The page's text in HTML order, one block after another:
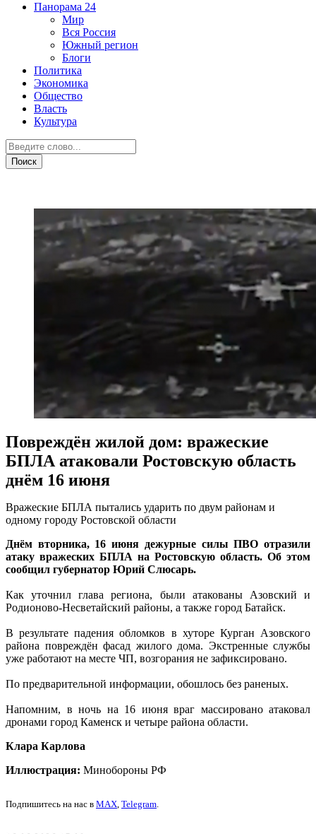
Панорама 24
Мир
Вся Россия
Южный регион
Блоги
Политика
Экономика
Общество
Власть
Культура
Повреждён жилой дом: вражеские
БПЛА атаковали Ростовскую область
днём 16 июня
Вражеские БПЛА пытались ударить по двум районам и
одному городу Ростовской области
Днём вторника, 16 июня дежурные силы ПВО отразили
атаку вражеских БПЛА на Ростовскую область. Об этом
сообщил губернатор Юрий Слюсарь.
Как уточнил глава региона, были атакованы Азовский и
Родионово-Несветайский районы, а также город Батайск.
В результате падения обломков в хуторе Курган Азовского
района повреждён фасад жилого дома. Экстренные службы
уже работают на месте ЧП, возгорания не зафиксировано.
По предварительной информации, обошлось без раненых.
Напомним, в ночь на 16 июня враг массировано атаковал
дронами город Каменск и четыре района области.
Клара Карлова
Иллюстрация: Минобороны РФ
Подпишитесь на нас в MAX, Telegram.